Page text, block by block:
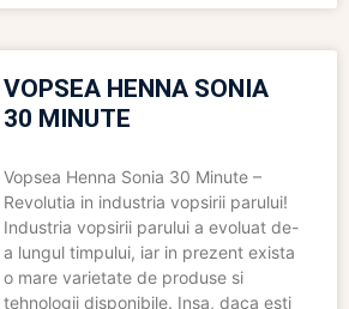
VOPSEA HENNA SONIA
30 MINUTE
Vopsea Henna Sonia 30 Minute –
Revolutia in industria vopsirii parului!
Industria vopsirii parului a evoluat de-
a lungul timpului, iar in prezent exista
o mare varietate de produse si
tehnologii disponibile. Insa, daca esti